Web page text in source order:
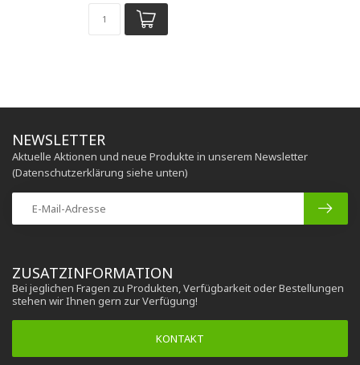
ZUSATZINFORMATION
Bei jeglichen Fragen zu Produkten, Verfügbarkeit oder Bestellungen
stehen wir Ihnen gern zur Verfügung!
KONTAKT
NEWSLETTER
Aktuelle Aktionen und neue Produkte in unserem Newsletter
(Datenschutzerklärung siehe unten)